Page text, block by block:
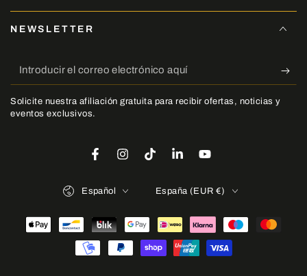
NEWSLETTER
Introducir
el
correo
Solicite nuestra afiliación gratuita para recibir ofertas, noticias y
eventos exclusivos.
FacebookInstagramTikTokLinkedInYouTube
Español
España (EUR €)
Métodos